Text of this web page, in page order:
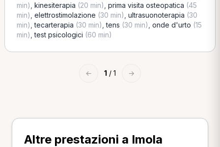
min) kinesiterapia (20 min) prima visita osteopatica (45
min) elettrostimolazione (30 min) ultrasuonoterapia (30
min) ,tecarterapia (30 min) ,tens (30 min) onde d'urto (15
min) ,test psicologici (60 min)
← 1 / 1 →
Altre prestazioni a Imola